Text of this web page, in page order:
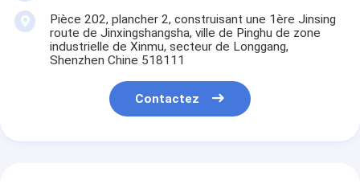
Pièce 202, plancher 2, construisant une 1ère Jinsing
route de Jinxingshangsha, ville de Pinghu de zone
industrielle de Xinmu, secteur de Longgang,
Shenzhen Chine 518111
Contactez